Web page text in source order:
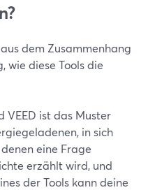
dem Zusammenhang
wie diese Tools die
VEED ist das Muster
in sich
eine Frage
erzählt wird, und
der Tools kann deine